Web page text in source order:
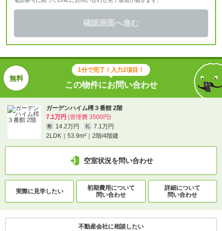
確認画面へ進む
1分で完了！入力2項目！
この物件にお問い合わせ
ガーデンハイム樗３番館 2階
7.1万円 (管理費 3500円)
敷 14.2万円 礼
7.1万円
2LDK｜53.9m²｜2階/4階建
空室状況を問い合わせ
実際に見学したい
初期費用について
問い合わせ
詳細について
問い合わせ
不動産会社に相談したい